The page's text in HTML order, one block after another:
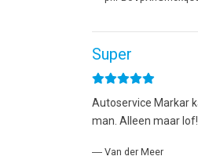
Super
Autoservice Markar
man. Alleen maar
― Van der Meer